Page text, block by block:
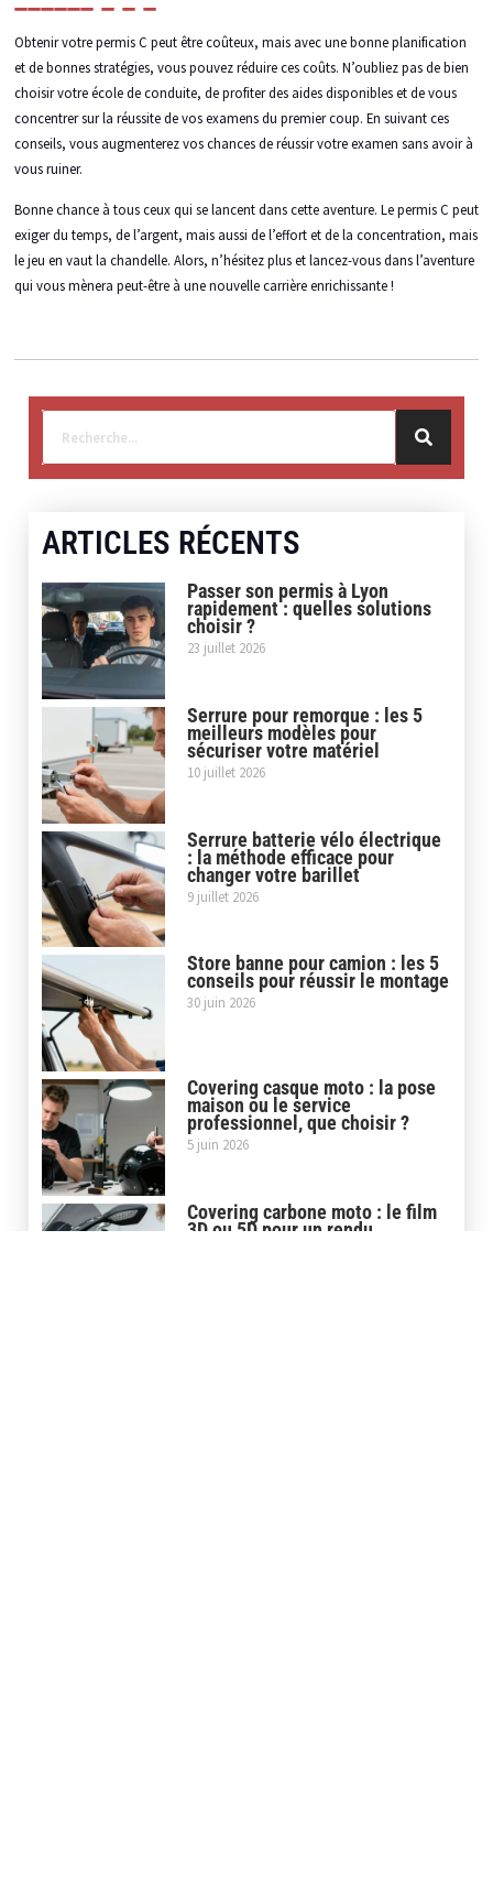
ARTICLES RÉCENTS
Passer son permis à Lyon
rapidement : quelles solutions
choisir ?
23 juillet 2026
Serrure pour remorque : les 5
meilleurs modèles pour
sécuriser votre matériel
10 juillet 2026
Serrure batterie vélo électrique
: la méthode efficace pour
changer votre barillet
9 juillet 2026
Store banne pour camion : les 5
conseils pour réussir le montage
30 juin 2026
Covering casque moto : la pose
maison ou le service
professionnel, que choisir ?
5 juin 2026
Covering carbone moto : le film
3D ou 5D pour un rendu
Obtenir votre permis C peut être coûteux, mais avec une bonne planification
et de bonnes stratégies, vous pouvez réduire ces coûts. N’oubliez pas de bien
choisir votre école de conduite, de profiter des aides disponibles et de vous
concentrer sur la réussite de vos examens du premier coup. En suivant ces
conseils, vous augmenterez vos chances de réussir votre examen sans avoir à
vous ruiner.
Bonne chance à tous ceux qui se lancent dans cette aventure. Le permis C peut
exiger du temps, de l’argent, mais aussi de l’effort et de la concentration, mais
le jeu en vaut la chandelle. Alors, n’hésitez plus et lancez-vous dans l’aventure
qui vous mènera peut-être à une nouvelle carrière enrichissante !